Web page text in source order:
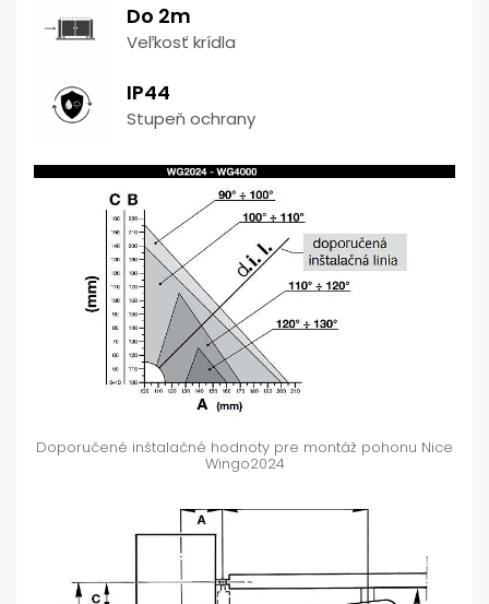
Do 2m
Veľkosť krídla
IP44
Stupeň ochrany
Doporučené inštalačné hodnoty pre montáž pohonu Nice
Wingo2024